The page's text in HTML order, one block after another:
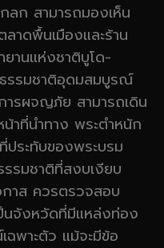
ลก สามารถมองเห็น
ลาดพื้นเมืองและร้าน
ยานแห่งชาติบูโด-
รรมชาติอุดมสมบูรณ์
ารผจญภัย สามารถเดิน
น้าที่นำทาง พระตำหนัก
ระทับของพระบรม
รมชาติที่สงบเงียบ
กาส ควรตรวจสอบ
นจังหวัดที่มีแหล่งท่อง
ฉพาะตัว แม้จะมีข้อ